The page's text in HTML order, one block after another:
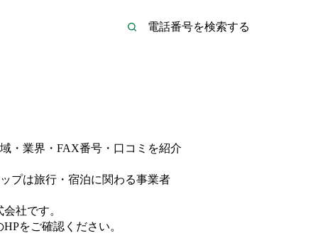
・業界・FAX番号・口コミを紹介
プは旅行・宿泊に関わる事業者
会社です。
HPをご確認ください。